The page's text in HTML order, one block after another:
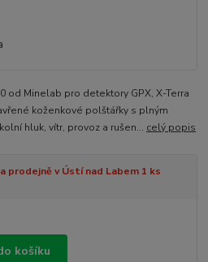
od Minelab pro detektory GPX, X-Terra
koženkové polštářky s plným
hluk, vítr, provoz a rušen... celý popis
prodejně v Ústí nad Labem 1 ks
košíku